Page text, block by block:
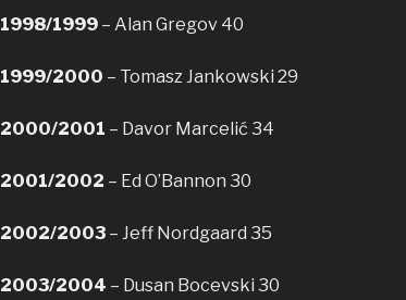
1998/1999 – Alan Gregov 40
1999/2000 – Tomasz Jankowski 29
2000/2001 – Davor Marcelić 34
2001/2002 – Ed O’Bannon 30
2002/2003 – Jeff Nordgaard 35
2003/2004 – Dusan Bocevski 30